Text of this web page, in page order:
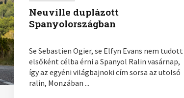
Neuville duplázott
Spanyolországban
Se Sebastien Ogier, se Elfyn Evans nem tudott
elsőként célba érni a Spanyol Ralin vasárnap,
így az egyéni világbajnoki cím sorsa az utolsó
ralin, Monzában ...